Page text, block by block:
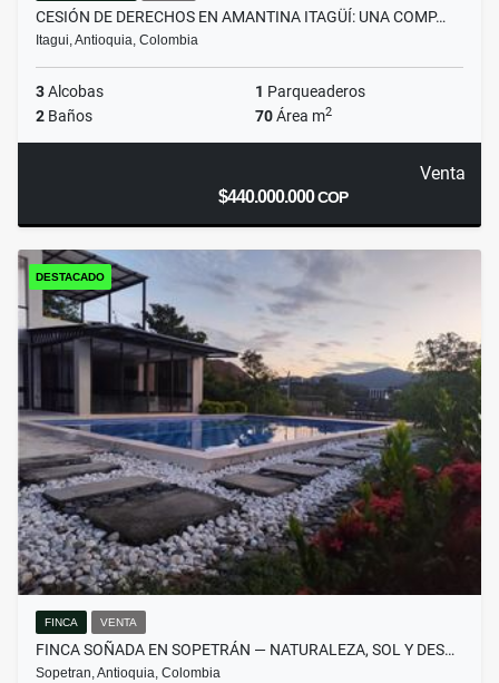
CESIÓN DE DERECHOS EN AMANTINA ITAGÜÍ: UNA COMP…
Itagui, Antioquia, Colombia
3Alcobas 1 Parqueaderos
2 Baños 70Área m2
Venta
$440.000.000COP
DESTACADO
FINCA VENTA
FINCA SOÑADA EN SOPETRÁN — NATURALEZA, SOL Y DES…
Sopetran, Antioquia, Colombia